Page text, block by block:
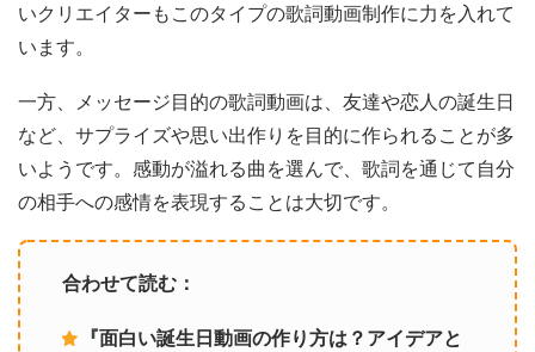
いクリエイターもこのタイプの歌詞動画制作に力を入れて
います。
一方、メッセージ目的の歌詞動画は、友達や恋人の誕生日
など、サプライズや思い出作りを目的に作られることが多
いようです。感動が溢れる曲を選んで、歌詞を通じて自分
の相手への感情を表現することは大切です。
合わせて読む：
『面白い誕生日動画の作り方は？アイデアと